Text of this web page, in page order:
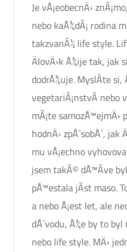
Je vÅ¡eobecnÄ›
nebo kaÅ¾dÃ¡ rodina
takzvanÃ½ life style.
ÄlovÄ›k Å¾ije tak, jak
dodrÅ¾uje. MyslÃ­te
vegetariÃ¡nstvÃ­ nebo
mÃ¡te samozÅ™ejmÄ›
hodnÄ› zpÅ¯sobÅ¯,
mu vÅ¡echno
jsem takÃ© dÅ™Ã­ve
pÅ™estala jÃ­st maso.
a nebo Å¡est let, ale
dÅ¯vodu, Å¾e by to
nebo life style. MÄ›